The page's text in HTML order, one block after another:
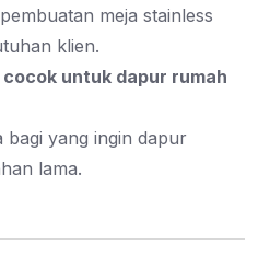
meja stainless
klien.
untuk dapur rumah
yang ingin dapur
lama.